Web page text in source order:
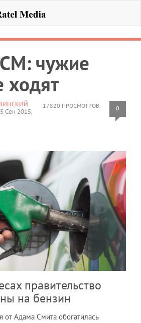
чужие
ходят
17820 ПРОСМОТРОВ 0
Сен 2015,
правительство
на бензин
от Адама Смита обогатилась